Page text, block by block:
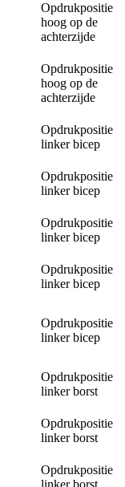
Opdrukpositie
hoog op de
achterzijde
Opdrukpositie
hoog op de
achterzijde
Opdrukpositie
linker bicep
Opdrukpositie
linker bicep
Opdrukpositie
linker bicep
Opdrukpositie
linker bicep
Opdrukpositie
linker bicep
Opdrukpositie
linker borst
Opdrukpositie
linker borst
Opdrukpositie
linker borst